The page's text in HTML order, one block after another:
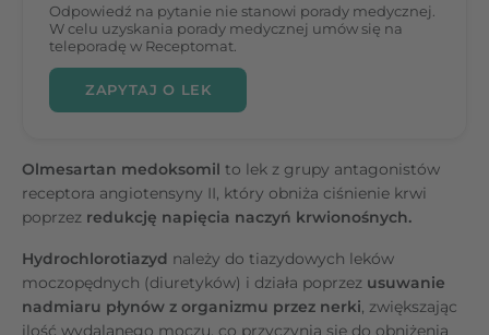
Odpowiedź na pytanie nie stanowi porady medycznej.
W celu uzyskania porady medycznej umów się na
teleporadę w Receptomat.
ZAPYTAJ O LEK
Olmesartan medoksomil to lek z grupy antagonistów
receptora angiotensyny II, który obniża ciśnienie krwi
poprzez redukcję napięcia naczyń krwionośnych.
Hydrochlorotiazyd należy do tiazydowych leków
moczopędnych (diuretyków) i działa poprzez usuwanie
nadmiaru płynów z organizmu przez nerki, zwiększając
ilość wydalanego moczu, co przyczynia się do obniżenia